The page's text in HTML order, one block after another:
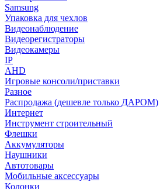
Samsung
Упаковка для чехлов
Видеонаблюдение
Видеорегистраторы
Видеокамеры
IP
AHD
Игровые консоли/приставки
Разное
Распродажа (дешевле только ДАРОМ)
Интернет
Инструмент строительный
Флешки
Аккумуляторы
Наушники
Автотовары
Мобильные аксессуары
Колонки